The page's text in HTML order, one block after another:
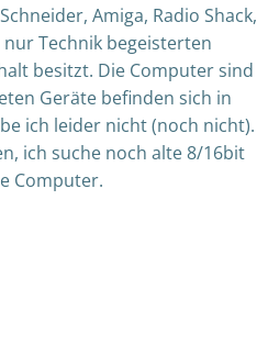
Amiga, Radio Shack,
Technik begeisterten
besitzt. Die Computer sind
Geräte befinden sich in
ich leider nicht (noch nicht).
ich suche noch alte 8/16bit
Computer.